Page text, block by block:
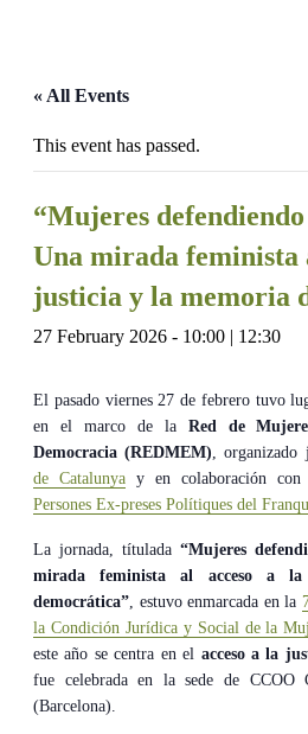
« All Events
This event has passed.
“Mujeres
Una mirada feminista
justicia y la memoria
27 February 2026 - 10:00 | 12:30
El pasado viernes 27 de febrero tuvo
en el marco de la Red de
Democracia (REDMEM), organizado
de Catalunya y en colaboración
Persones Ex-preses Polítiques del
La jornada, títulada “Mujeres
mirada feminista al acceso a
democrática”, estuvo enmarcada en la
la Condición Jurídica y Social de la
este año se centra en el acceso a la
fue celebrada en la sede de CCOO
(Barcelona).